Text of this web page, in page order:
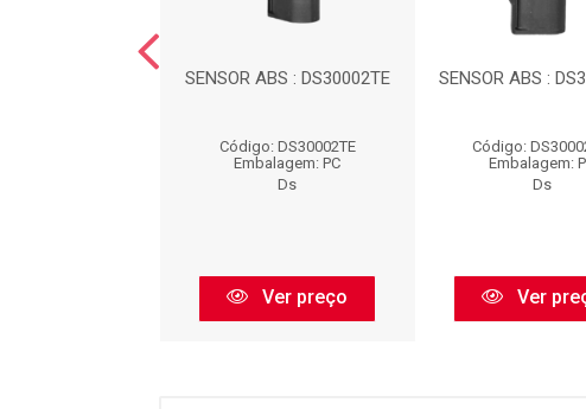
SENSOR ABS : DS30002TE
Código: DS30002TE
Embalagem: PC
Ds
Ver preço
SENSOR ABS :
Código:
Embalagem:
Ds
Ver